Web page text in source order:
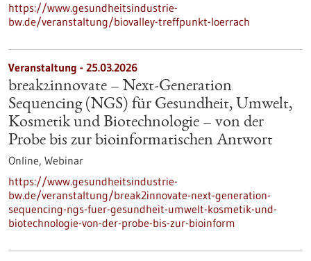
https://www.gesundheitsindustrie-
bw.de/veranstaltung/biovalley-treffpunkt-loerrach
Veranstaltung - 25.03.2026
break2innovate – Next-Generation
Sequencing (NGS) für Gesundheit, Umwelt,
Kosmetik und Biotechnologie – von der
Probe bis zur bioinformatischen Antwort
Online, Webinar
https://www.gesundheitsindustrie-
bw.de/veranstaltung/break2innovate-next-generation-
sequencing-ngs-fuer-gesundheit-umwelt-kosmetik-und-
biotechnologie-von-der-probe-bis-zur-bioinform